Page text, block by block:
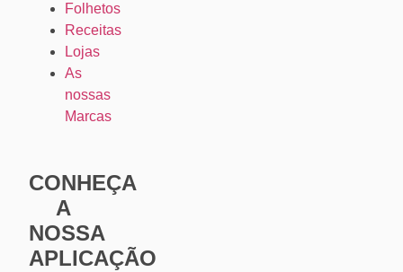
Folhetos
Receitas
Lojas
As
nossas
Marcas
CONHEÇA
A
NOSSA
APLICAÇÃO